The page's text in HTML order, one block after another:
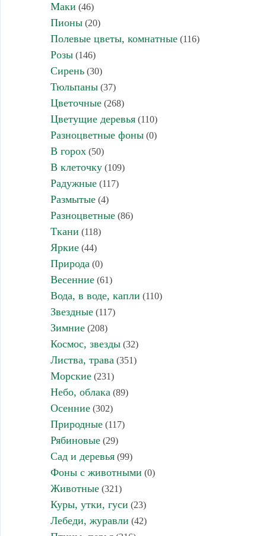
Маки (46)
Пионы(20)
Полевые цветы, комнатные(116)
Розы(146)
Сирень(30)
Тюльпаны(37)
Цветочные(268)
Цветущие деревья(110)
Разноцветные фоны(0)
В горох(50)
В клеточку(109)
Радужные(117)
Размытые(4)
Разноцветные(86)
Ткани (118)
Яркие(44)
Природа (0)
Весенние(61)
Вода, в воде, капли (110)
Звездные(117)
Зимние(208)
Космос, звезды(32)
Листва, трава (351)
Морские(231)
Небо, облака (89)
Осенние(302)
Природные(117)
Рябиновые(29)
Сад и деревья(99)
Фоны с животными (0)
Животные(321)
Куры, утки, гуси (23)
Лебеди, журавли (42)